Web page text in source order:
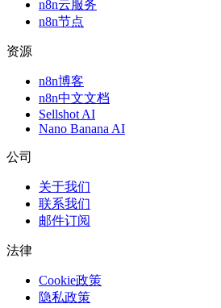
n8n云服务
n8n节点
资源
n8n博客
n8n中文文档
Sellshot AI
Nano Banana AI
公司
关于我们
联系我们
邮件订阅
法律
Cookie政策
隐私政策